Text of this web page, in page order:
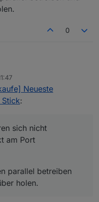
0
dienen. Hast ja recht aber
weitere folgen und will
und weiß nicht
für 14,99 über A..... habe
sich nicht gegenseitig?
hängen.
parallel betreiben und mit
Neueste
:
sich nicht
am Port
parallel betreiben
holen.